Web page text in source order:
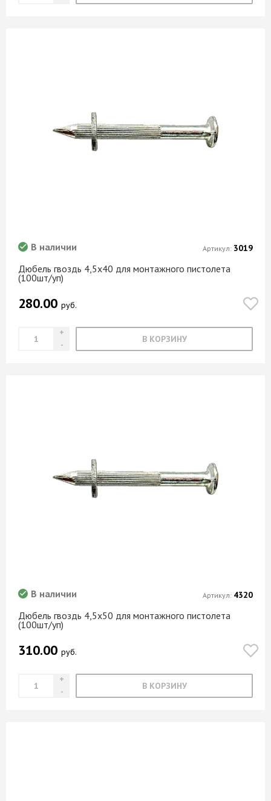
Дюбель гвоздь 4,5х40 для монтажного пистолета
(100шт/уп)
В наличии
280.00 руб.
В КОРЗИНУ
Артикул: 3019
Дюбель гвоздь 4,5х50 для монтажного пистолета
(100шт/уп)
В наличии
310.00 руб.
В КОРЗИНУ
Артикул: 4320